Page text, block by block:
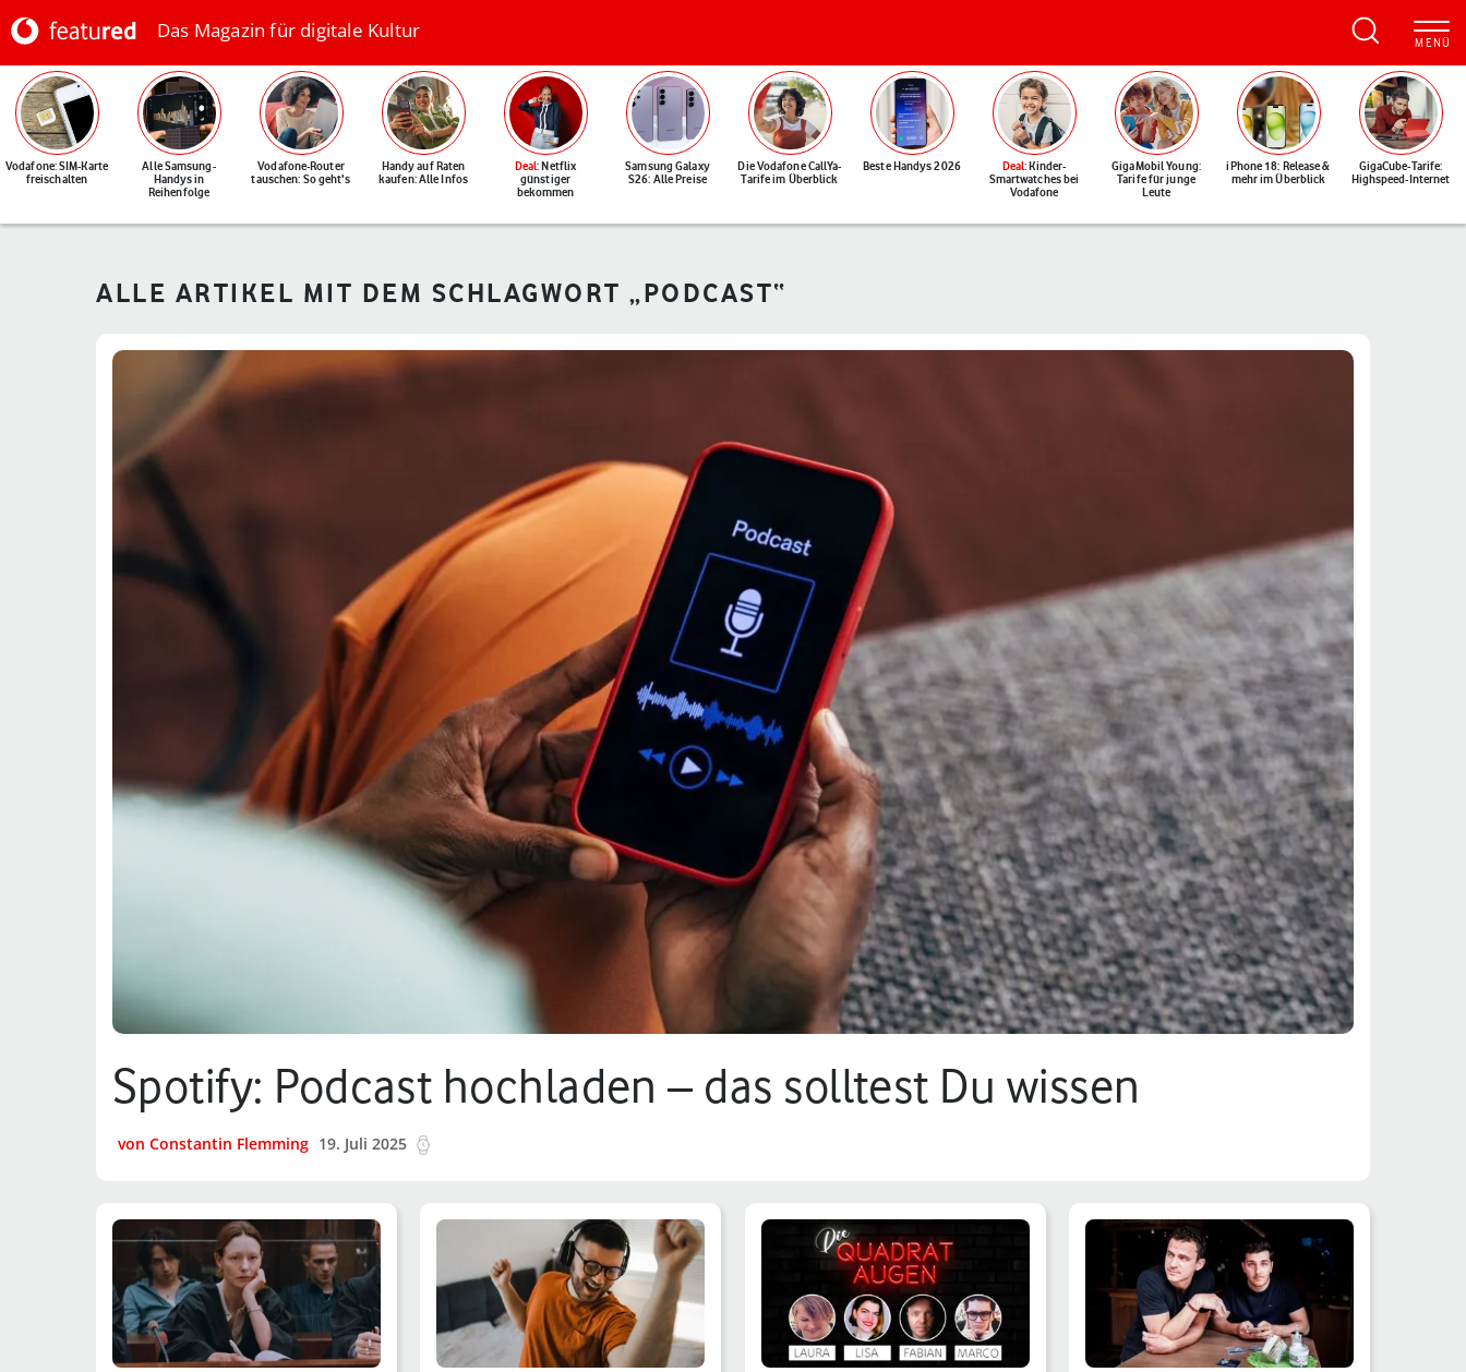
Das Magazin für digitale Kultur
Vodafone: SIM-Karte
freischalten
Alle Samsung-
Handys in
Reihenfolge
Vodafone-Router
tauschen: So geht's
Handy auf Raten
kaufen: Alle Infos
Deal: Netflix
günstiger
bekommen
Samsung Galaxy
S26: Alle Preise
Die Vodafone CallYa-
Tarife im Überblick
Beste Handys 2026 Deal: Kinder-
Smartwatches bei
Vodafone
GigaMobil Young:
Tarife für junge
Leute
iPhone 18: Release &
mehr im Überblick
GigaCube-Tarife:
Highspeed-Internet
ALLE ARTIKEL MIT DEM SCHLAGWORT „PODCAST“
Spotify: Podcast hochladen – das solltest Du wissen
von Constantin Flemming 19. Juli 2025